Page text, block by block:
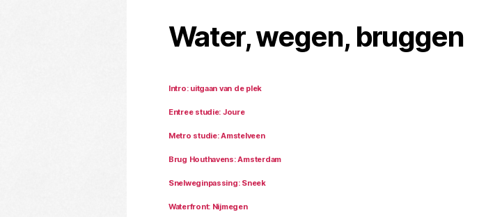
Water, wegen, bruggen
Intro: uitgaan van de plek
Entree studie: Joure
Metro studie: Amstelveen
Brug Houthavens: Amsterdam
Snelweginpassing: Sneek
Waterfront: Nijmegen